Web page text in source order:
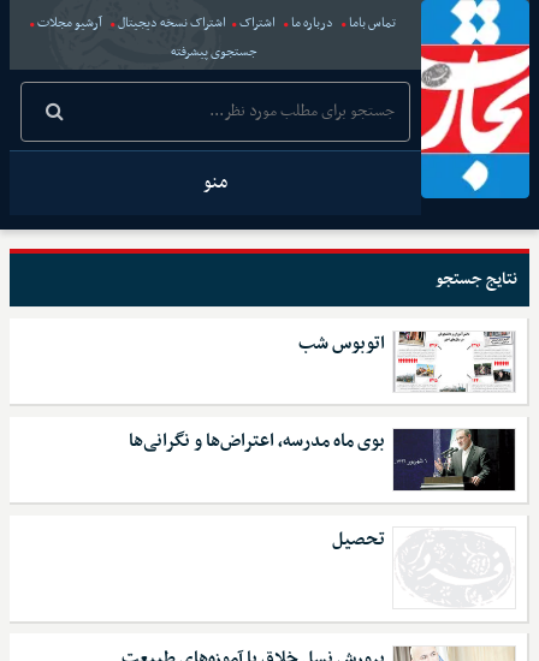
تماس باما درباره ما اشتراک اشتراک نسخه دیجیتال
آرشیو مجلات
جستجوی پیشرفته
منو
نتایج جستجو
اتوبوس شب
بوی ماه مدرسه، اعتراض‌ها و نگرانی‌ها
تحصیل